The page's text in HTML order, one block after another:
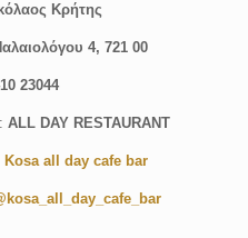
Κρήτης
4, 721 00
23044
ALL DAY RESTAURANT
Kosa all day cafe bar